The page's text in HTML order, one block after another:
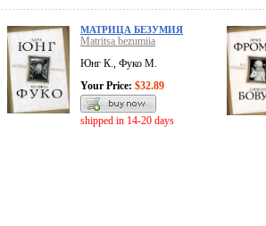
МАТРИЦА БЕЗУМИЯ
Matritsa bezumiia
Юнг К., Фуко М.
Your Price: $32.89
shipped in 14-20 days